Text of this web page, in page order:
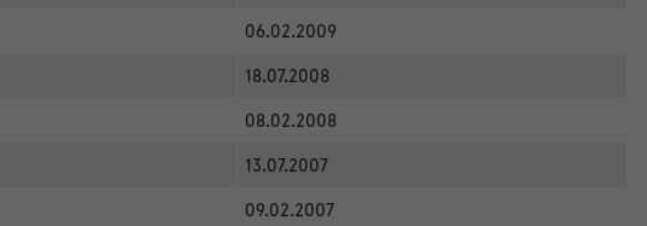
06.02.2009
18.07.2008
08.02.2008
13.07.2007
09.02.2007